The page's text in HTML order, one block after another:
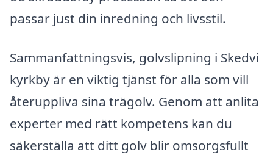
passar just din inredning och livsstil.
Sammanfattningsvis, golvslipning i Skedvi
kyrkby är en viktig tjänst för alla som vill
återuppliva sina trägolv. Genom att anlita
experter med rätt kompetens kan du
säkerställa att ditt golv blir omsorgsfullt